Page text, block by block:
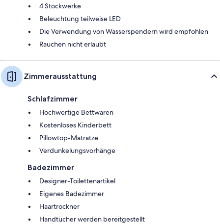
4 Stockwerke
Beleuchtung teilweise LED
Die Verwendung von Wasserspendern wird empfohlen
Rauchen nicht erlaubt
Zimmerausstattung
Schlafzimmer
Hochwertige Bettwaren
Kostenloses Kinderbett
Pillowtop-Matratze
Verdunkelungsvorhänge
Badezimmer
Designer-Toilettenartikel
Eigenes Badezimmer
Haartrockner
Handtücher werden bereitgestellt